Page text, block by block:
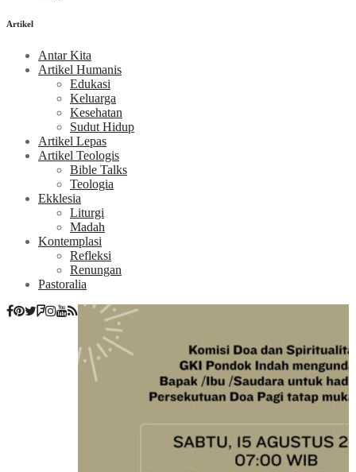
Artikel
Antar Kita
Artikel Humanis
Edukasi
Keluarga
Kesehatan
Sudut Hidup
Artikel Lepas
Artikel Teologis
Bible Talks
Teologia
Ekklesia
Liturgi
Madah
Kontemplasi
Refleksi
Renungan
Pastoralia